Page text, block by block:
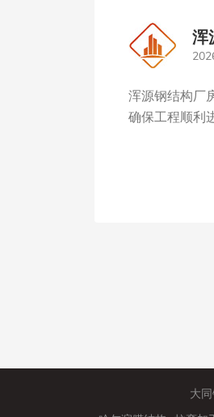
浑
浑源钢结构厂
确保工程顺利
大